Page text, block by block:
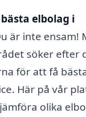
bästa elbolag i
är inte ensam!
söker efter
för att få
Här på vår
olika